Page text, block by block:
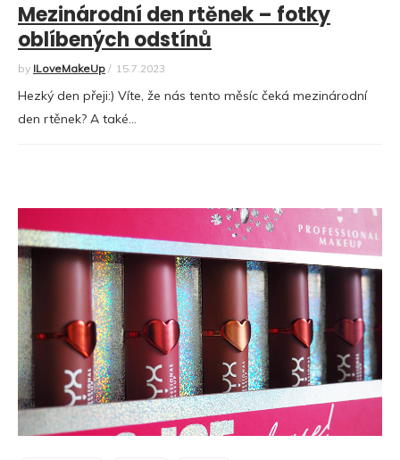
Mezinárodní den rtěnek – fotky
oblíbených odstínů
by ILoveMakeUp / 15.7.2023
Hezký den přeji:) Víte, že nás tento měsíc čeká mezinárodní
den rtěnek? A také…